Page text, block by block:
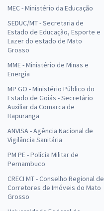
MEC - Ministério da Educação
SEDUC/MT - Secretaria de
Estado de Educação, Esporte e
Lazer do estado de Mato
Grosso
MME - Ministério de Minas e
Energia
MP GO - Ministério Público do
Estado de Goiás - Secretário
Auxiliar da Comarca de
Itapuranga
ANVISA - Agência Nacional de
Vigilância Sanitária
PM PE - Polícia Militar de
Pernambuco
CRECI MT - Conselho Regional de
Corretores de Imóveis do Mato
Grosso